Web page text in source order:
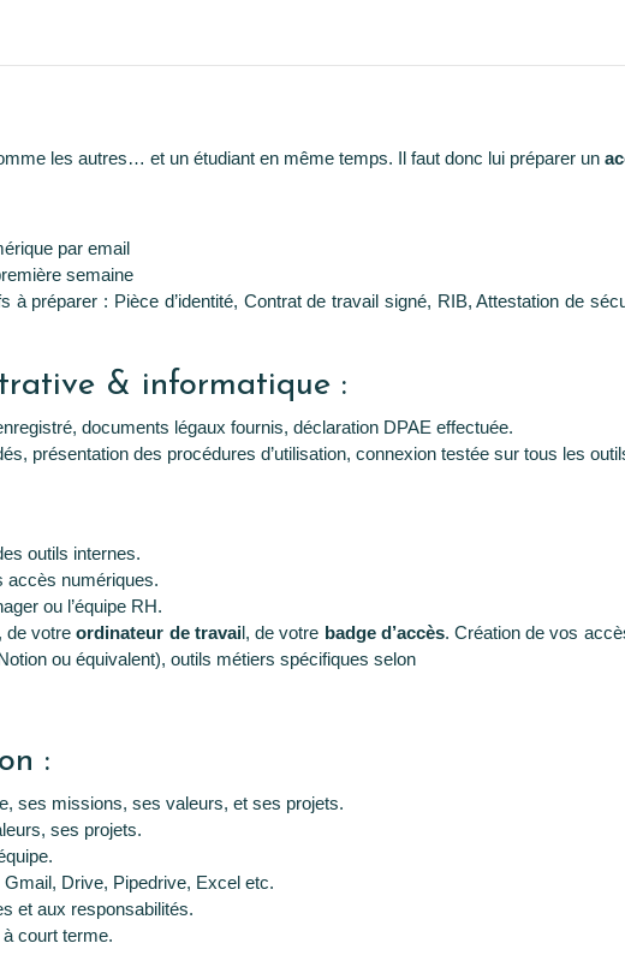
les autres… et un étudiant en même temps. Il faut donc lui préparer un
par email
semaine
à préparer : Pièce d’identité, Contrat de travail signé, RIB, Attestation de
& informatique :
documents légaux fournis, déclaration DPAE effectuée.
présentation des procédures d’utilisation, connexion testée sur tous les
outils internes.
accès numériques.
ou l’équipe RH.
de votreordinateur de travail, de votre badge d’accès. Création de vos
ou équivalent), outils métiers spécifiques selon
:
ses missions, ses valeurs, et ses projets.
ses projets.
Drive, Pipedrive, Excel etc.
et aux responsabilités.
court terme.